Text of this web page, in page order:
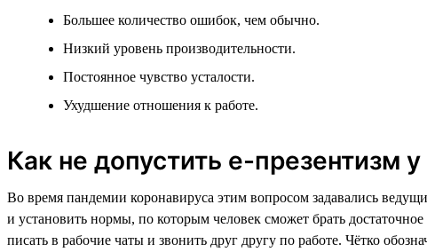
Большее количество ошибок, чем обычно.
Низкий уровень производительности.
Постоянное чувство усталости.
Ухудшение отношения к работе.
Как не допустить е-презентизм
Во время пандемии коронавируса этим вопросом задавались
и установить нормы, по которым человек сможет брать
писать в рабочие чаты и звонить друг другу по работе. Чётко